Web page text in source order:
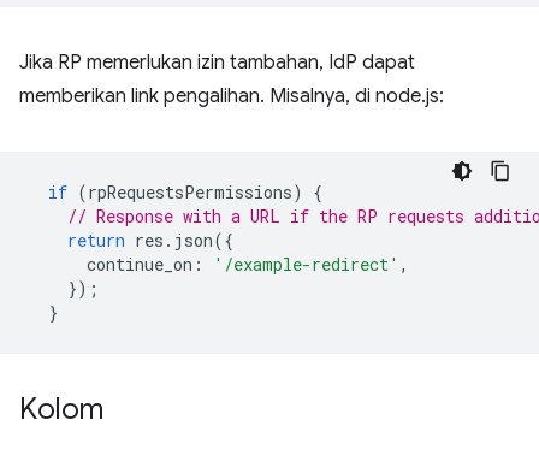
Jika RP memerlukan izin tambahan, IdP dapat
memberikan link pengalihan. Misalnya, di node.js:
if (rpRequestsPermissions)
{
// Response with a URL if the RP requests
return res . json({
continue_on : '/example-redirect' ,
});
}
Kolom